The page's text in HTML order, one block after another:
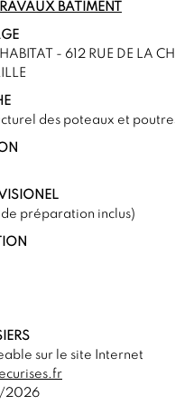
BATIMENT
- 612 RUE DE LA
des poteaux et
préparation inclus)
sur le site Internet
2026